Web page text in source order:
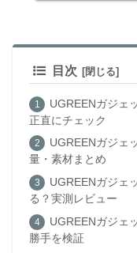
目次
UGREENガジェ
正直にチェック
UGREENガジェ
量・素材まとめ
UGREENガジェ
る？実測レビュー
UGREENガジェ
勝手を検証